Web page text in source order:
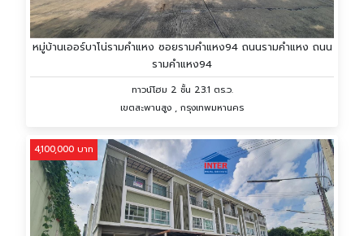
หมู่บ้านเออร์บาโน่รามคำแหง ซอยรามคำแหง94 ถนนรามคำแหง ถนน
รามคำแหง94
ทาวน์โฮม 2 ชั้น 23.1 ตร.ว.
เขตสะพานสูง , กรุงเทพมหานคร
4,100,000 บาท